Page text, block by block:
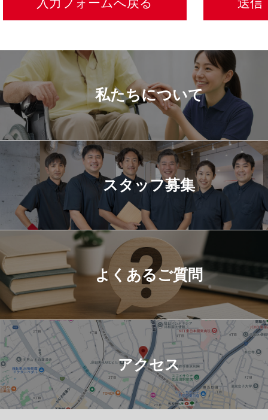
私たちについて
スタッフ募集
よくあるご質問
アクセス